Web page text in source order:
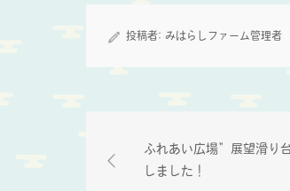
投稿者: みはらしファーム管理者
ふれあい広場”展望滑り
しました！